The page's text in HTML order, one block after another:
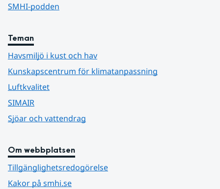
SMHI-podden
Teman
Havsmiljö i kust och hav
Kunskapscentrum för klimatanpassning
Luftkvalitet
SIMAIR
Sjöar och vattendrag
Om webbplatsen
Tillgänglighetsredogörelse
Kakor på smhi.se